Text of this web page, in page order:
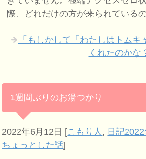
際、どれだけの方が来られている
「もしかして「わたしはトムキ
くれたのかな
1週間ぶりのお湯つかり
2022年6月12日 [こもり人 , 日記
ちょっとした話]